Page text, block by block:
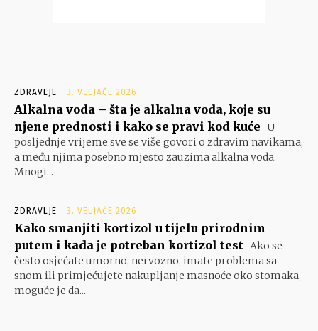
ZDRAVLJE 3. VELJAČE 2026.
Alkalna voda – šta je alkalna voda, koje su
njene prednosti i kako se pravi kod kuće U
posljednje vrijeme sve se više govori o zdravim navikama,
a među njima posebno mjesto zauzima alkalna voda.
Mnogi...
ZDRAVLJE 3. VELJAČE 2026.
Kako smanjiti kortizol u tijelu prirodnim
putem i kada je potreban kortizol test Ako se
često osjećate umorno, nervozno, imate problema sa
snom ili primjećujete nakupljanje masnoće oko stomaka,
moguće je da...